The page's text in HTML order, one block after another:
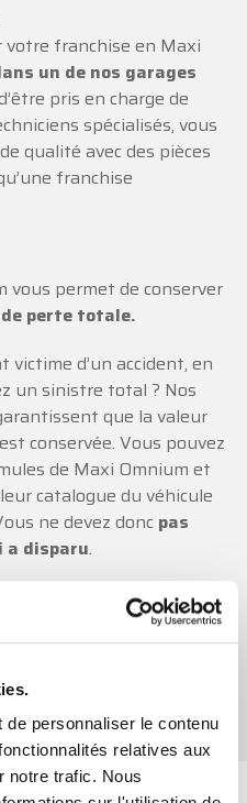
personnaliser le contenu
relatives aux
notre trafic. Nous
votre franchise en Maxi
un de nos garages
pris en charge de
spécialisés, vous
qualité avec des pièces
franchise
permet de conserver
perte totale.
d’un accident, en
un sinistre total ? Nos
que la valeur
conservée. Vous pouvez
de Maxi Omnium et
catalogue du véhicule
ne devez donc pas
a disparu.
moins de 5 ans et surtout
crédit, nous vous
Maxi Omnium.